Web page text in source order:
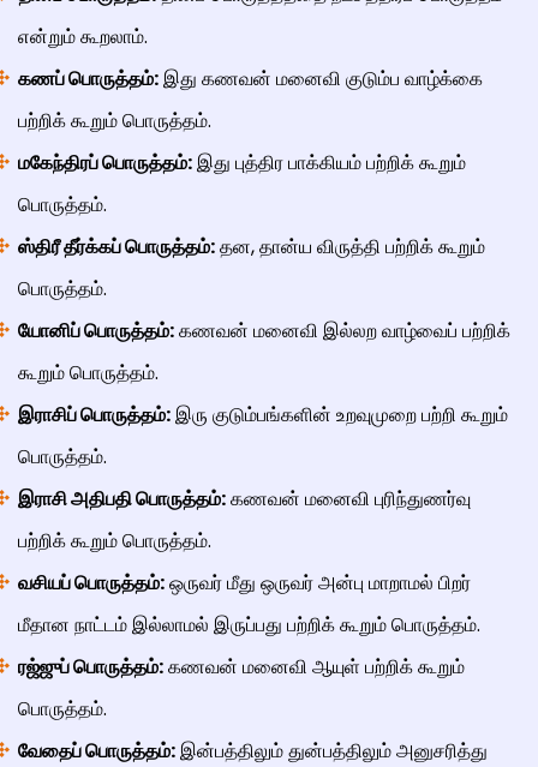
என்றும் கூறலாம்.
கணப் பொருத்தம்:இது கணவன் மனைவி குடும்ப வாழ்க்கை
பற்றிக் கூறும் பொருத்தம்.
மகேந்திரப் பொருத்தம்:இது புத்திர பாக்கியம் பற்றிக் கூறும்
பொருத்தம்.
ஸ்திரீ தீர்க்கப் பொருத்தம்:தன, தான்ய விருத்தி பற்றிக் கூறும்
பொருத்தம்.
யோனிப் பொருத்தம்:கணவன் மனைவி இல்லற வாழ்வைப் பற்றிக்
கூறும் பொருத்தம்.
இராசிப் பொருத்தம்:இரு குடும்பங்களின் உறவுமுறை பற்றி கூறும்
பொருத்தம்.
இராசி அதிபதி பொருத்தம்:கணவன் மனைவி புரிந்துணர்வு
பற்றிக் கூறும் பொருத்தம்.
வசியப் பொருத்தம்:ஒருவர் மீது ஒருவர் அன்பு மாறாமல் பிறர்
மீதான நாட்டம் இல்லாமல் இருப்பது பற்றிக் கூறும் பொருத்தம்.
ரஜ்ஜுப் பொருத்தம்:கணவன் மனைவி ஆயுள் பற்றிக் கூறும்
பொருத்தம்.
வேதைப் பொருத்தம்:இன்பத்திலும் துன்பத்திலும் அனுசரித்து